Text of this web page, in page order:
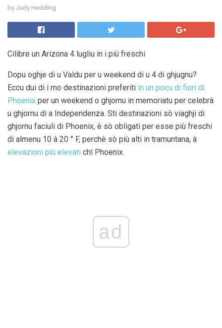
by Judy Hedding
Cilibre un Arizona 4 lugliu in i più freschi
Dopu oghje di u Valdu per u weekend di u 4 di ghjugnu?
Eccu dui di i mo destinazioni preferiti in un pocu di fiori di
Phoenix per un weekend o ghjornu in memoriatu per celebrà
u ghjornu di a Independenza. Sti destinazioni sò viaghji di
ghjornu faciuli di Phoenix, è sò obligati per esse più freschi
di almenu 10 à 20 ° F, perchè sò più alti in tramuntana, à
elevazioni più elevati chì Phoenix.
ad